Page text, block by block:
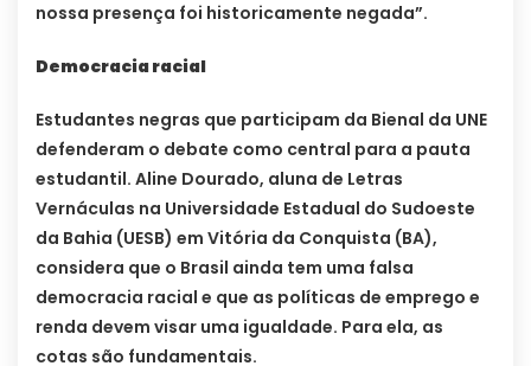
nossa presença foi historicamente negada”.
Democracia racial
Estudantes negras que participam da Bienal da UNE
defenderam o debate como central para a pauta
estudantil. Aline Dourado, aluna de Letras
Vernáculas na Universidade Estadual do Sudoeste
da Bahia (UESB) em Vitória da Conquista (BA),
considera que o Brasil ainda tem uma falsa
democracia racial e que as políticas de emprego e
renda devem visar uma igualdade. Para ela, as
cotas são fundamentais.